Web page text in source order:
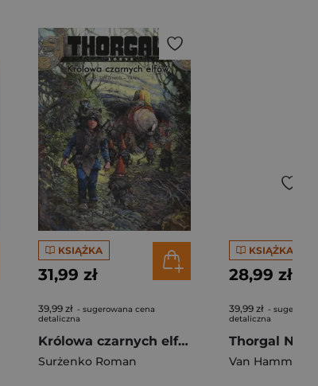
KSIĄŻKA
31,99 zł
39,99 zł - sugerowana cena
detaliczna
Królowa czarnych elfów. Thorgal Louve. Tom 6 wyd. 2024
Surżenko Roman
KSIĄŻKA
28,99 zł
39,99 zł -
detaliczna
Van Hamme